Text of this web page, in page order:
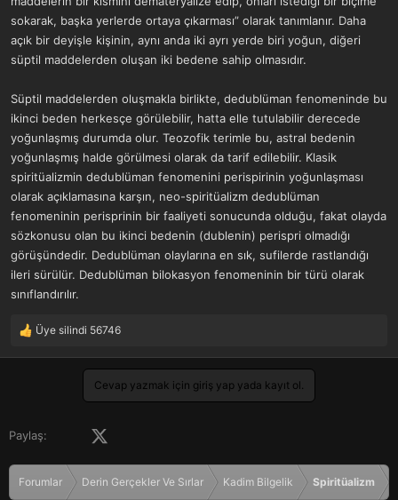
a
t
a
n
r
i
h
i
sokarak, başka yerlerde ortaya çıkarması” olarak tanımlanır. Daha
açık bir deyişle kişinin, aynı anda iki ayrı yerde biri yoğun, diğeri
süptil maddelerden oluşan iki bedene sahip olmasıdır.
Süptil maddelerden oluşmakla birlikte, dedublüman fenomeninde bu
ikinci beden herkesçe görülebilir, hatta elle tutulabilir derecede
yoğunlaşmış durumda olur. Teozofik terimle bu, astral bedenin
yoğunlaşmış halde görülmesi olarak da tarif edilebilir. Klasik
spiritüalizmin dedublüman fenomenini perispirinin yoğunlaşması
olarak açıklamasına karşın, neo-spiritüalizm dedublüman
fenomeninin perisprinin bir faaliyeti sonucunda olduğu, fakat olayda
sözkonusu olan bu ikinci bedenin (dublenin) perispri olmadığı
görüşündedir. Dedublüman olaylarına en sık, sufilerde rastlandığı
ileri sürülür. Dedublüman bilokasyon fenomeninin bir türü olarak
sınıflandırılır.
T
e
:
Üye silindi 56746
Cevap yazmak için giriş yap yada kayıt ol.
Paylaş: Facebook
Forumlar Derin Gerçekler Ve Sırlar Kadim Bilgelik Spiritüalizm